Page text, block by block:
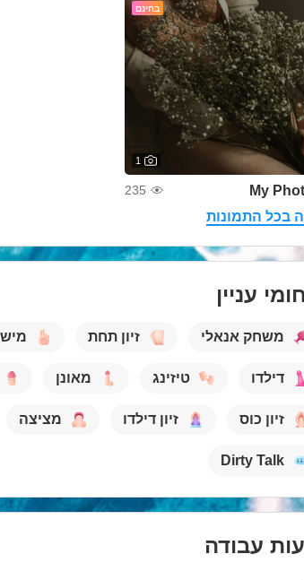
בחינם
1
My
235
בכל התמונות
עניין
משחק אנאלי זיון תחת
דילדו טיזינג מאונן
זיון כוס זיון דילדו מציצה
Dirty Talk
עבודה